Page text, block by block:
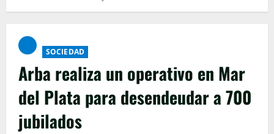
SOCIEDAD
Arba realiza un operativo en Mar
del Plata para desendeudar a 700
jubilados